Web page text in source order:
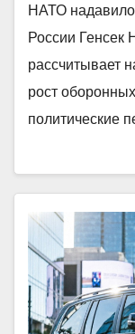
НАТО
России Генсек
рассчитывает
рост
политические